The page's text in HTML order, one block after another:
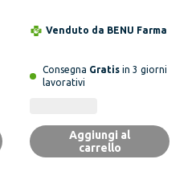
Completo Con Dischi
- 3 Dischi (S & L) &
Coppetta (S) -
Venduto da BENU Farma
Consegna Gratis in 3 giorni
lavorativi
Aggiungi al
carrello